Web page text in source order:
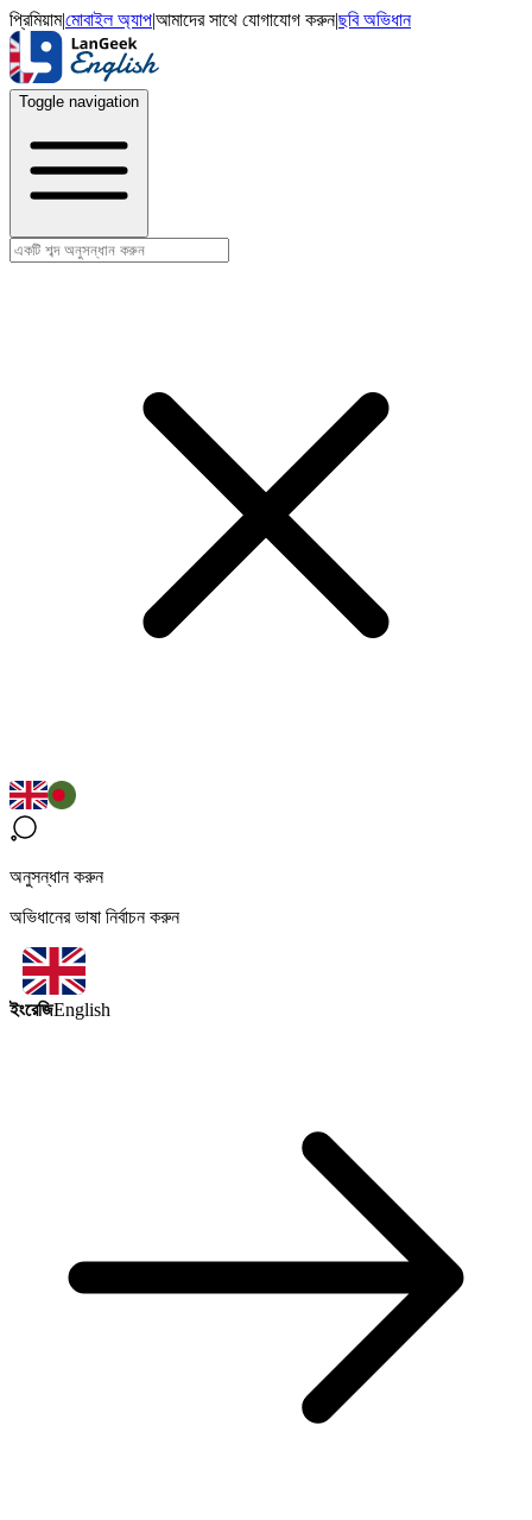
প্রিমিয়াম|মোবাইল অ্যাপ|আমাদের সাথে যোগাযোগ করুন|ছবি অভিধান
Toggle navigation
অনুসন্ধান করুন
অভিধানের ভাষা নির্বাচন করুন
ইংরেজিEnglish